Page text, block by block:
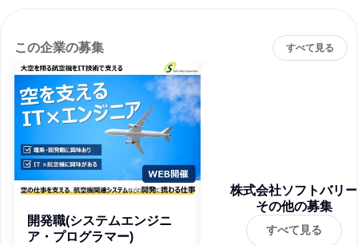
この企業の募集 すべて見る
開発職(システムエンジニ
ア・プログラマー)
株式会社ソフトバリー
その他の募集
すべて見る